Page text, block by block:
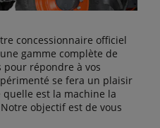
concessionnaire officiel
gamme complète de
répondre à vos
se fera un plaisir
est la machine la
objectif est de vous